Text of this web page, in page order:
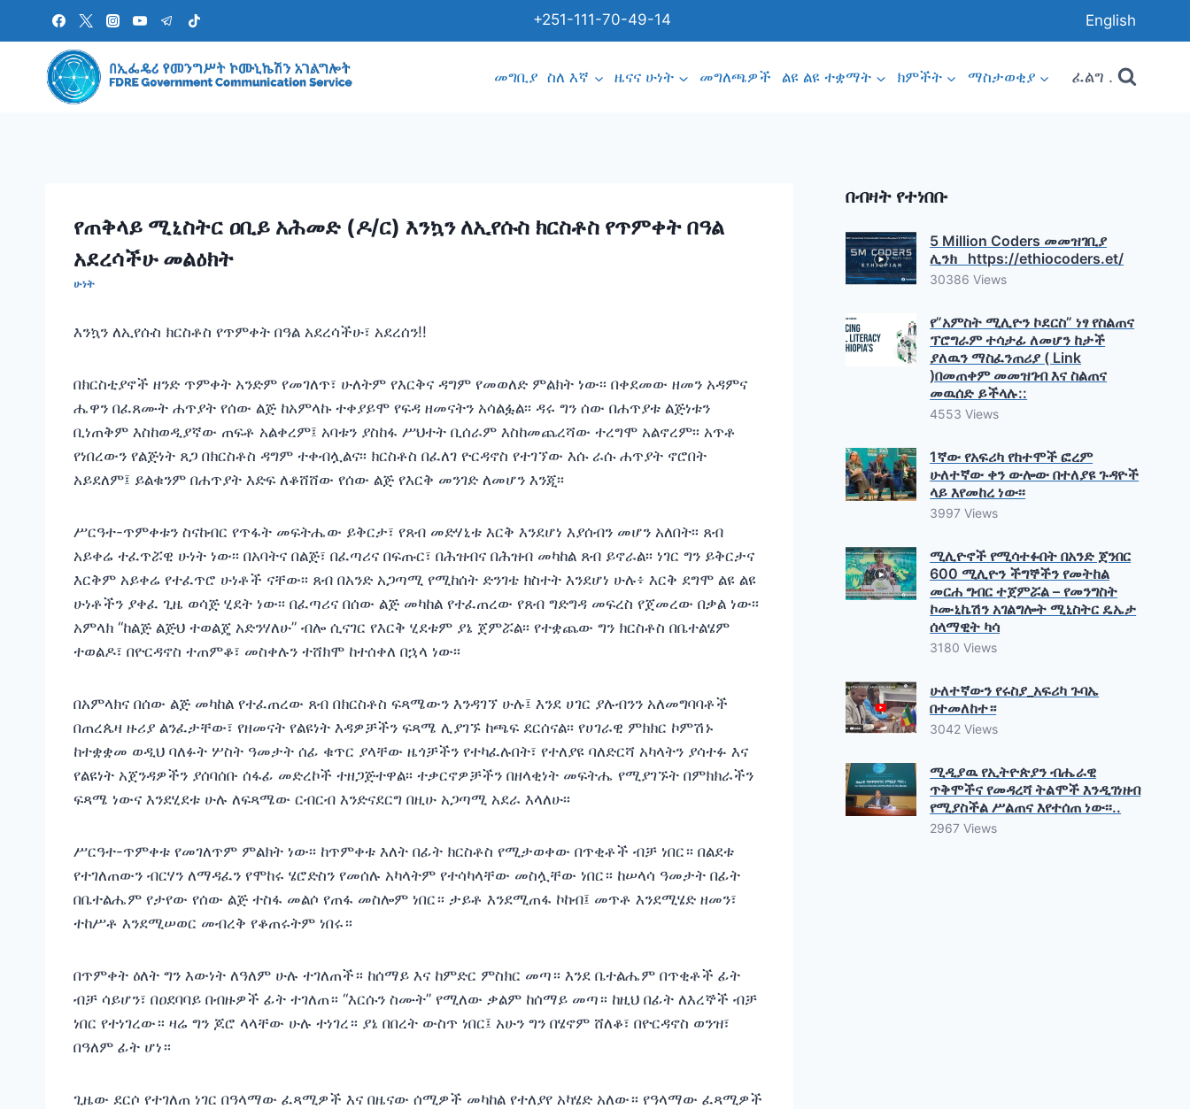
content
+251-111-70-49-14 English
መግቢያ ስለ እኛ ዜናና ሁነት መግለጫዎች ልዩ ልዩ ተቋማት ክምችት ማስታወቂያ ፈልግ .
የጠቅላይ ሚኒስትር ዐቢይ አሕመድ (ዶ/ር) እንኳን ለኢየሱስ ክርስቶስ የጥምቀት በዓል
አደረሳችሁ መልዕክት
ሁነት
እንኳን ለኢየሱስ ክርስቶስ የጥምቀት በዓል አደረሳችሁ፣ አደረሰን!!
በክርስቲያኖች ዘንድ ጥምቀት አንድም የመገለጥ፣ ሁለትም የእርቅና ዳግም የመወለድ ምልክት ነው፡፡ በቀደመው ዘመን አዳምና
ሔዋን በፈጸሙት ሐጥያት የሰው ልጅ ከአምላኩ ተቀያይሞ የፍዳ ዘመናትን አሳልፏል፡፡ ዳሩ ግን ሰው በሐጥያቱ ልጅነቱን
ቢነጠቅም እስከወዲያኛው ጠፍቶ አልቀረም፤ አባቱን ያስከፋ ሥህተት ቢሰራም እስከመጨረሻው ተረግሞ አልኖረም፡፡ አጥቶ
የነበረውን የልጅነት ጸጋ በክርስቶስ ዳግም ተቀብሏልና፡፡ ክርስቶስ በፈለገ ዮርዳኖስ የተገኘው እሱ ራሱ ሐጥያት ኖሮበት
አይደለም፤ ይልቁንም በሐጥያት እድፍ ለቆሸሸው የሰው ልጅ የእርቅ መንገድ ለመሆን እንጂ፡፡
ሥርዓተ-ጥምቀቱን ስናከብር የጥፋት መፍትሔው ይቅርታ፣ የጸብ መድሃኒቱ እርቅ እንደሆነ እያሰብን መሆን አለበት፡፡ ጸብ
አይቀሬ ተፈጥሯዊ ሁነት ነው፡፡ በአባትና በልጅ፣ በፈጣሪና በፍጡር፣ በሕዝብና በሕዝብ መካከል ጸብ ይኖራል፡፡ ነገር ግን ይቅርታና
እርቅም አይቀሬ የተፈጥሮ ሁነቶች ናቸው፡፡ ጸብ በአንድ አጋጣሚ የሚከሰት ድንገቴ ክስተት እንደሆነ ሁሉ፥ እርቅ ደግሞ ልዩ ልዩ
ሁነቶችን ያቀፈ ጊዜ ወሳጅ ሂደት ነው፡፡ በፈጣሪና በሰው ልጅ መካከል የተፈጠረው የጸብ ግድግዳ መፍረስ የጀመረው በቃል ነው፡፡
አምላክ “ከልጅ ልጅህ ተወልጄ አድንሃለሁ” ብሎ ሲናገር የእርቅ ሂደቱም ያኔ ጀምሯል፡፡ የተቋጨው ግን ክርስቶስ በቤተልሄም
ተወልዶ፣ በዮርዳኖስ ተጠምቆ፣ መስቀሉን ተሸክሞ ከተሰቀለ በኋላ ነው፡፡
በአምላክና በሰው ልጅ መካከል የተፈጠረው ጸብ በክርስቶስ ፍጻሜውን እንዳገኘ ሁሉ፤ እንደ ሀገር ያሉብንን አለመግባባቶች
በጠረጴዛ ዙሪያ ልንፈታቸው፣ የዘመናት የልዩነት እዳዎቻችን ፍጻሜ ሊያገኙ ከጫፍ ደርሰናል፡፡ የሀገራዊ ምክክር ኮምሽኑ
ከተቋቋመ ወዲህ ባለፉት ሦስት ዓመታት ሰፊ ቁጥር ያላቸው ዜጎቻችን የተካፈሉበት፣ የተለያዩ ባለድርሻ አካላትን ያሳተፉ እና
የልዩነት አጀንዳዎችን ያሰባሰቡ ሰፋፊ መድረኮች ተዘጋጅተዋል፡፡ ተቃርኖዎቻችን በዘላቂነት መፍትሔ የሚያገኙት በምክክራችን
ፍጻሜ ነውና እንደሂደቱ ሁሉ ለፍጻሜው ርብርብ እንድናደርግ በዚሁ አጋጣሚ አደራ እላለሁ፡፡
ሥርዓተ-ጥምቀቱ የመገለጥም ምልክት ነው፡፡ ከጥምቀቱ እለት በፊት ክርስቶስ የሚታወቀው በጥቂቶች ብቻ ነበር። በልደቱ
የተገለጠውን ብርሃን ለማዳፈን የሞከሩ ሄሮድስን የመሰሉ አካላትም የተሳካላቸው መስሏቸው ነበር። ከሠላሳ ዓመታት በፊት
በቤተልሔም የታየው የሰው ልጅ ተስፋ መልሶ የጠፋ መስሎም ነበር። ታይቶ እንደሚጠፋ ኮከብ፤ መጥቶ እንደሚሄድ ዘመን፣
ተከሥቶ እንደሚሠወር መብረቅ የቆጠሩትም ነበሩ።
በጥምቀት ዕለት ግን እውነት ለዓለም ሁሉ ተገለጠች። ከሰማይ እና ከምድር ምስክር መጣ። እንደ ቤተልሔም በጥቂቶች ፊት
ብቻ ሳይሆን፣ በዐደባባይ በብዙዎች ፊት ተገለጠ። “እርሱን ስሙት” የሚለው ቃልም ከሰማይ መጣ። ከዚህ በፊት ለእረኞች ብቻ
ነበር የተነገረው። ዛሬ ግን ጆሮ ላላቸው ሁሉ ተነገረ። ያኔ በበረት ውስጥ ነበር፤ አሁን ግን በሄኖም ሸለቆ፣ በዮርዳኖስ ወንዝ፣
በዓለም ፊት ሆነ።
ጊዜው ደርሶ የተገለጠ ነገር በዓላማው ፈጻሚዎች እና በዜናው ሰሚዎች መካከል የተለያየ አካሄድ አለው። የዓላማው ፈጻሚዎች
በብዛት የተነበቡ
5 Million Coders መመዝገቢያ
ሊንክ https://ethiocoders.et/
30386 Views
የ”አምስት ሚሊዮን ኮደርስ” ነፃ የስልጠና
ፕሮግራም ተሳታፊ ለመሆን ከታች
ያለዉን ማስፈንጠሪያ ( Link
)በመጠቀም መመዝገብ እና ስልጠና
መዉሰድ ይችላሉ::
4553 Views
1ኛው የአፍሪካ የከተሞች ፎረም
ሁለተኛው ቀን ውሎው በተለያዩ ጉዳዮች
ላይ እየመከረ ነው፡፡
3997 Views
ሚሊዮኖች የሚሳተፉበት በአንድ ጀንበር
600 ሚሊዮን ችግኞችን የመትከል
መርሐ ግብር ተጀምሯል – የመንግስት
ኮሙኒኬሽን አገልግሎት ሚኒስትር ዴኤታ
ሰላማዊት ካሳ
3180 Views
ሁለተኛውን የሩስያ_አፍሪካ ጉባኤ
በተመለከተ።
3042 Views
ሚዲያዉ የኢትዮጵያን ብሔራዊ
ጥቅሞችና የመዳረሻ ትልሞች እንዲገነዘብ
የሚያስችል ሥልጠና እየተሰጠ ነው፡፡..
2967 Views